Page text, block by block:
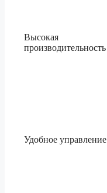
Высокая
производительность
Удобное управление